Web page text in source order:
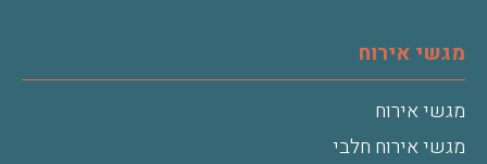
מגשי אירוח
מגשי אירוח
מגשי אירוח חלבי